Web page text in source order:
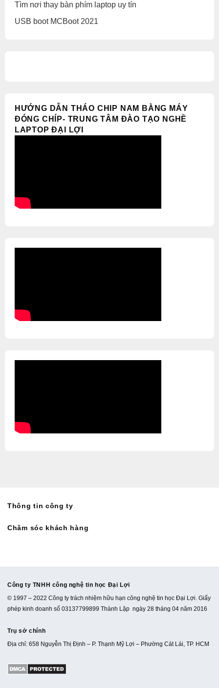
Tìm nơi thay bàn phím laptop uy tín
USB boot MCBoot 2021
HƯỚNG DẪN THÁO CHIP NAM BẰNG MÁY
ĐÓNG CHÍP- TRUNG TÂM ĐÀO TẠO NGHỀ
LAPTOP ĐẠI LỢI
Thông tin công ty
Chăm sóc khách hàng
Công ty TNHH công nghệ tin học Đại Lợi
© 1997 – 2022 Công ty trách nhiệm hữu hạn công nghệ tin học Đại Lợi. Giấy
phép kinh doanh số 03137799899 Thành Lặp ngày 28 tháng 04 năm 2016
Trụ sở chính
Địa chỉ: 658 Nguyễn Thị Định – P. Thạnh Mỹ Lợi – Phường Cát Lái, TP. HCM